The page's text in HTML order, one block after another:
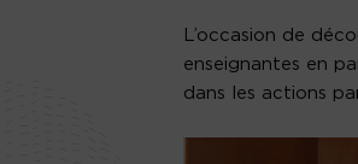
L’occasion de
enseignantes en
dans les actions